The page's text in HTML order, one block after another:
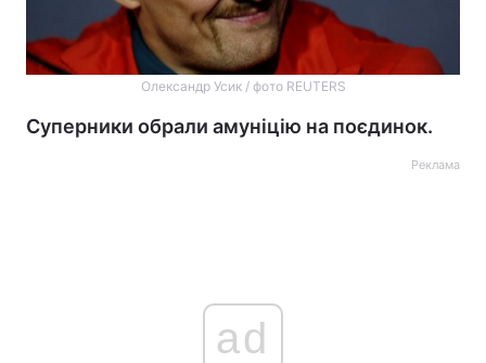
Олександр Усик / фото REUTERS
Суперники обрали амуніцію на поєдинок.
Реклама
ad